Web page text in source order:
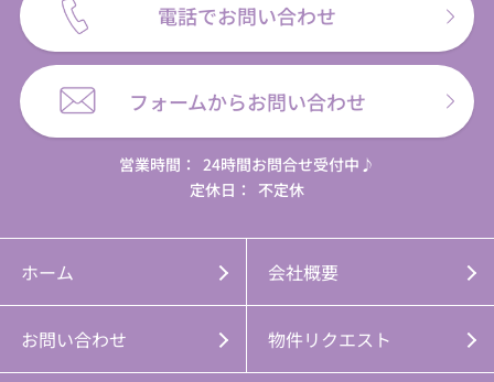
電話でお問い合わせ
フォームからお問い合わせ
営業時間：
24時間お問合せ受付中♪
定休日：
不定休
ホーム 会社概要
お問い合わせ 物件リクエスト